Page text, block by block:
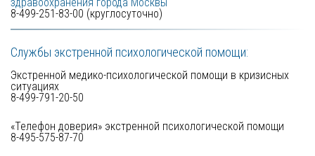
8-499-251-83-00 (круглосуточно)
Службы экстренной психологической помощи:
Экстренной медико-психологической помощи в кризисных
ситуациях
8-499-791-20-50
«Телефон доверия» экстренной психологической помощи
8-495-575-87-70